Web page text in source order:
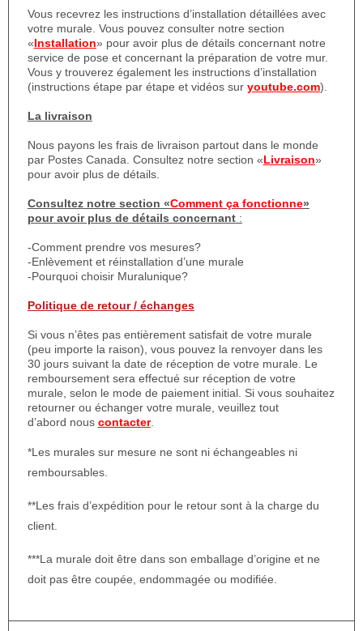
Vous recevrez les instructions d’installation détaillées avec
votre murale. Vous pouvez consulter notre section
«Installation» pour avoir plus de détails concernant notre
service de pose et concernant la préparation de votre mur.
Vous y trouverez également les instructions d’installation
(instructions étape par étape et vidéos sur youtube.com).
La livraison
Nous payons les frais de livraison partout dans le monde
par Postes Canada. Consultez notre section «Livraison»
pour avoir plus de détails.
Consultez notre section «Comment ça fonctionne»
pour avoir plus de détails concernant:
-Comment prendre vos mesures?
-Enlèvement et réinstallation d’une murale
-Pourquoi choisir Muralunique?
Politique de retour / échanges
Si vous n’êtes pas entièrement satisfait de votre murale
(peu importe la raison), vous pouvez la renvoyer dans les
30 jours suivant la date de réception de votre murale. Le
remboursement sera effectué sur réception de votre
murale, selon le mode de paiement initial. Si vous souhaitez
retourner ou échanger votre murale, veuillez tout
d’abord nous contacter.
*Les murales sur mesure ne sont ni échangeables ni
remboursables.
**Les frais d’expédition pour le retour sont à la charge du
client.
***La murale doit être dans son emballage d’origine et ne
doit pas être coupée, endommagée ou modifiée.